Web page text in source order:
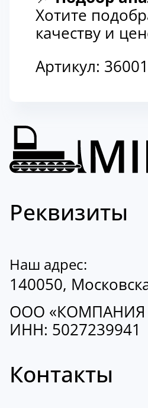
Хотите
качеству и
Артикул:
Реквизиты
Наш адрес:
140050,
ООО «КОМПАНИЯ
ИНН: 5027239941
Контакты